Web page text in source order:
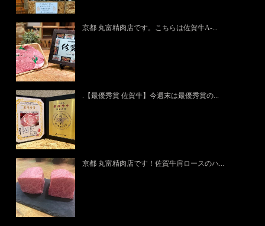
京都 丸富精肉店です。こちらは佐賀牛A-...
.【最優秀賞 佐賀牛】今週末は最優秀賞の...
京都 丸富精肉店です！佐賀牛肩ロースのハ...